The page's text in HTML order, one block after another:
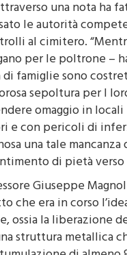
ora passato con la
una nota ha
le autorità
al cimitero.
per le poltrone –
famiglie sono
sepoltura per I loro
omaggio in locali
con pericoli di
una tale mancanza
di pietà verso
Giuseppe
che era in corso l’idea
ossia la liberazione